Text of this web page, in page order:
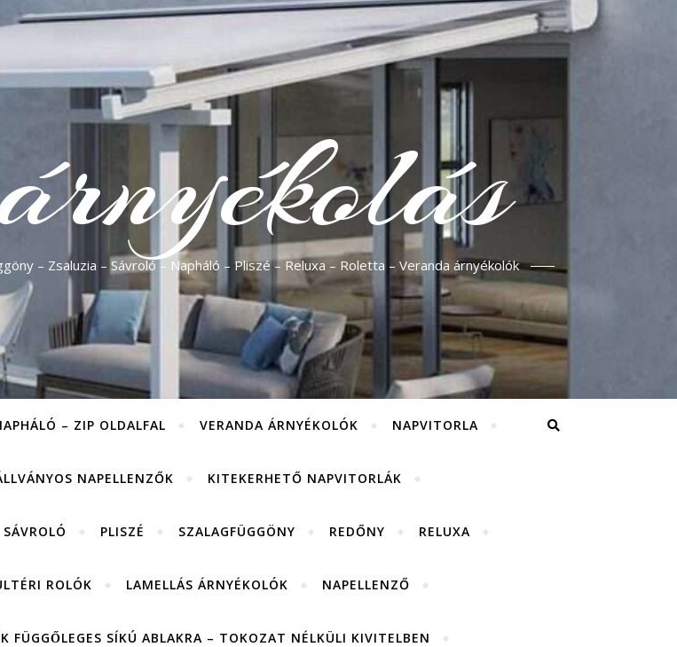
– Zsaluzia – Sávroló – Napháló – Pliszé – Reluxa – Roletta – Veranda árnyékolók
– ZIP OLDALFAL VERANDA ÁRNYÉKOLÓK NAPVITORLA
NAPELLENZŐK KITEKERHETŐ NAPVITORLÁK
SÁVROLÓ PLISZÉ SZALAGFÜGGÖNY REDŐNY RELUXA
ROLÓK LAMELLÁS ÁRNYÉKOLÓK NAPELLENZŐ
FÜGGŐLEGES SÍKÚ ABLAKRA – TOKOZAT NÉLKÜLI KIVITELBEN